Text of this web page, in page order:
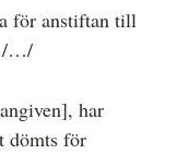
för anstiftan till
/…/
har
dömts för